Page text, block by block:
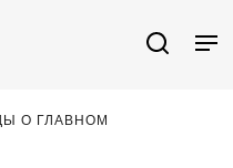
О ГЛАВНОМ